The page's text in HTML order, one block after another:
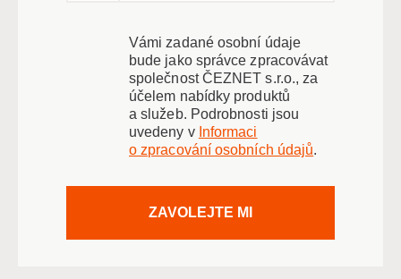
Vámi zadané osobní údaje
bude jako správce zpracovávat
společnost ČEZNET s.r.o., za
účelem nabídky produktů
a služeb. Podrobnosti jsou
uvedeny v Informaci
o zpracování osobních údajů.
ZAVOLEJTE MI